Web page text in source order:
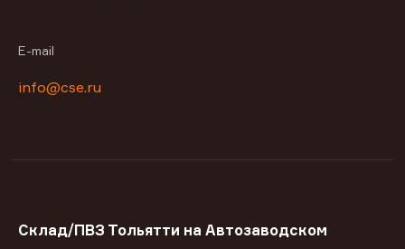
E-mail
info@cse.ru
Склад/ПВЗ Тольятти на Автозаводском